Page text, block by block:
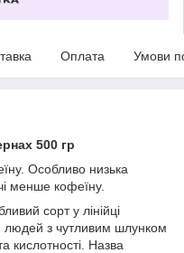
Оплата Умови
500 гр
Особливо низька
менше кофеїну.
сорт у лінійці
людей з чутливим шлунком
кислотності. Назва